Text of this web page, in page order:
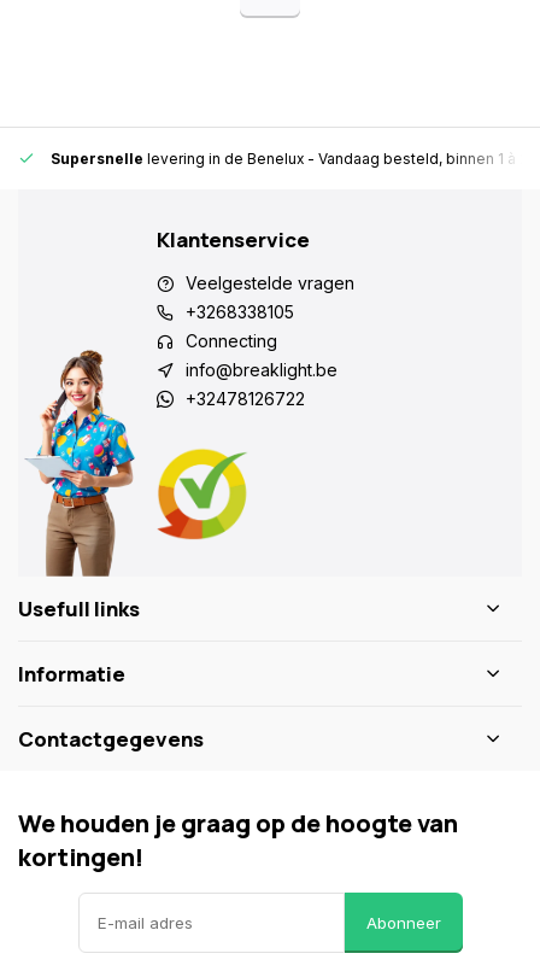
Supersnelle levering in de Benelux - Vandaag besteld, binnen 1 à 2
Klantenservice
Veelgestelde vragen
+3268338105
Connecting
info@breaklight.be
+32478126722
Usefull links
Informatie
Contactgegevens
We houden je graag op de hoogte van
kortingen!
Abonneer